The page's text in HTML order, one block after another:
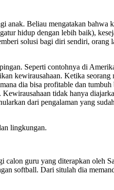
anak. Beliau mengatakan bahwa
hidup dengan lebih baik),
solusi bagi diri sendiri, orang
Seperti contohnya di
kewirausahaan. Ketika
dia bisa profitable dan
Kewirausahaan tidak hanya
dari pengalaman yang
lingkungan.
calon guru yang diterapkan oleh
softball. Dari situlah dia